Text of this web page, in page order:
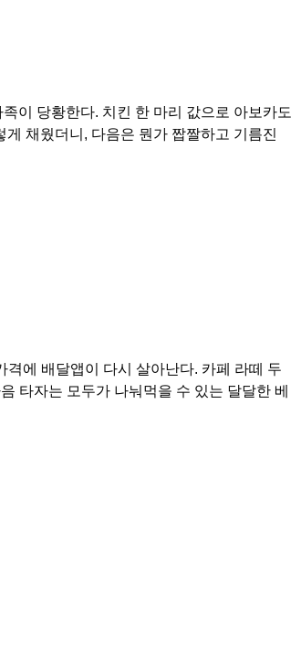
이 당황한다. 치킨 한 마리 값으로 아보카도
채웠더니, 다음은 뭔가 짭짤하고 기름진
에 배달앱이 다시 살아난다. 카페 라떼 두
타자는 모두가 나눠먹을 수 있는 달달한 베